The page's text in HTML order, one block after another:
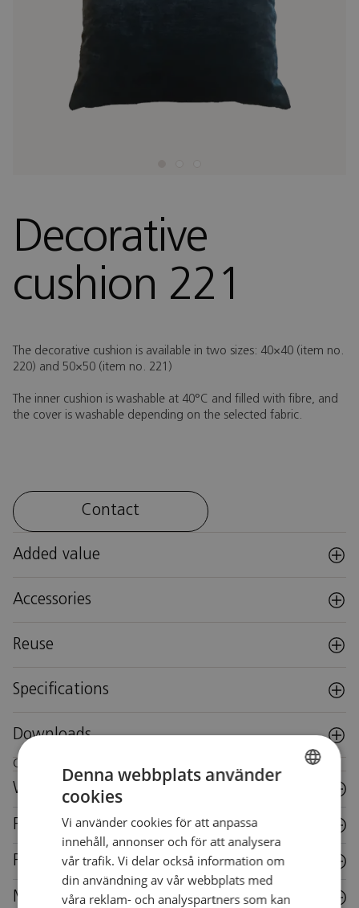
Decorative
cushion 221
The decorative cushion is available in two sizes: 40×40 (item no.
220) and 50×50 (item no. 221)
The inner cushion is washable at 40°C and filled with fibre, and
the cover is washable depending on the selected fabric.
Contact
Added value
Accessories
Reuse
Specifications
Downloads
Care instructions for this piece of furniture
Wood
Fabric
Plastic
Metal
Denna webbplats använder
cookies
Vi använder cookies för att anpassa
innehåll, annonser och för att analysera
vår trafik. Vi delar också information om
din användning av vår webbplats med
våra reklam- och analyspartners som kan